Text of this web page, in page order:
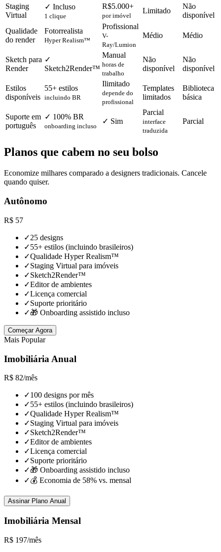
Staging
Virtual
✓ Incluso
1 clique
R$5.000+
por imóvel
Limitado
Não
disponível
Qualidade
do render
Fotorrealista
Hyper Realism™
Profissional
V-
Ray/Lumion
Médio Médio
Sketch para
Render
✓
Sketch2Render™
Manual
horas de
trabalho
Não
disponível
Não
disponível
Estilos
disponíveis
55+ estilos
incluindo BR
Ilimitado
depende do
profissional
Templates
limitados
Biblioteca
básica
Suporte em
português
✓ 100% BR
onboarding incluso
✓ Sim
Parcial
interface
traduzida
Parcial
Planos que cabem no seu bolso
Economize milhares comparado a designers tradicionais. Cancele
quando quiser.
Autônomo
R$ 57
✓25 designs
✓55+ estilos (incluindo brasileiros)
✓Qualidade Hyper Realism™
✓Staging Virtual para imóveis
✓Sketch2Render™
✓Editor de ambientes
✓Licença comercial
✓Suporte prioritário
✓🎁 Onboarding assistido incluso
Começar Agora
Mais Popular
Imobiliária Anual
R$ 82/mês
✓100 designs por mês
✓55+ estilos (incluindo brasileiros)
✓Qualidade Hyper Realism™
✓Staging Virtual para imóveis
✓Sketch2Render™
✓Editor de ambientes
✓Licença comercial
✓Suporte prioritário
✓🎁 Onboarding assistido incluso
✓💰 Economia de 58% vs. mensal
Assinar Plano Anual
Imobiliária Mensal
R$ 197/mês